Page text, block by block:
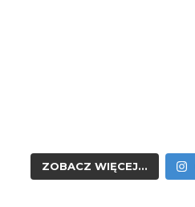
ZOBACZ WIĘCEJ...